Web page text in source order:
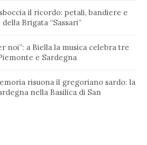
il ricordo: petali, bandiere e
Brigata “Sassari”
noi”: a Biella la musica celebra tre
e Sardegna
risuona il gregoriano sardo: la
nella Basilica di San